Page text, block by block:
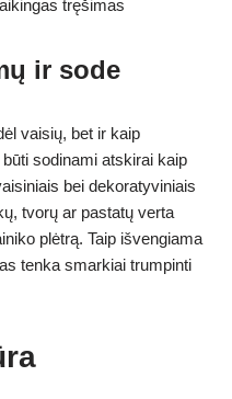
tręšimas
ir sode
vaisių, bet ir kaip
sodinami atskirai kaip
bei dekoratyviniais
tvorų ar pastatų verta
plėtrą. Taip išvengiama
tenka smarkiai trumpinti